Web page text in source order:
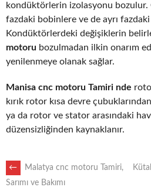
kondüktörlerin izolasyonu bozulur.
fazdaki bobinlere ve de ayrı
Kondüktörlerdeki değişiklerin
motoru bozulmadan ilkin onarım
yenilenmeye olanak sağlar.
Manisa cnc motoru Tamiri nde
kırık rotor kısa devre
ya da rotor ve stator arasındaki
düzensizliğinden kaynaklanır.
POST
←
Malatya cnc motoru Tamiri,
Sarımı ve Bakımı